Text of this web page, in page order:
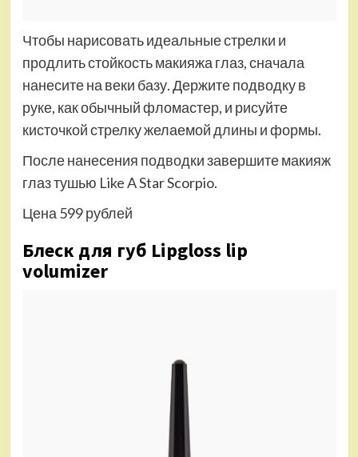
Чтобы нарисовать идеальные стрелки и
продлить стойкость макияжа глаз, сначала
нанесите на веки базу. Держите подводку в
руке, как обычный фломастер, и рисуйте
кисточкой стрелку желаемой длины и формы.
После нанесения подводки завершите макияж
глаз тушью Like A Star Scorpio.
Цена 599 рублей
Блеск для губ Lipgloss lip
volumizer